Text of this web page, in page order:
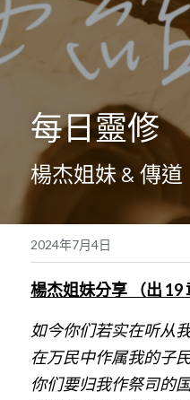
使命異象
同工團隊
使命異象
Harvest 聚會信息
活動訊息
Harvest Choir
台語團契
禱告會
晨禱靈修
主題查經
父母團契
媒體專區
生活事神的話
受洗見證
主日直播
靈修小語
宣教事工
信望愛團契
探訪之行2023
聯絡我們
聯絡方式
靈修部落格
繁體中文
繁體中文
每日靈修
楊杰姐妹 & 傳道
2024年7月4日
楊杰姐妹分享 （出 19
如今你们若实在听从
在万民中作属我的子
你们要归我作祭司的